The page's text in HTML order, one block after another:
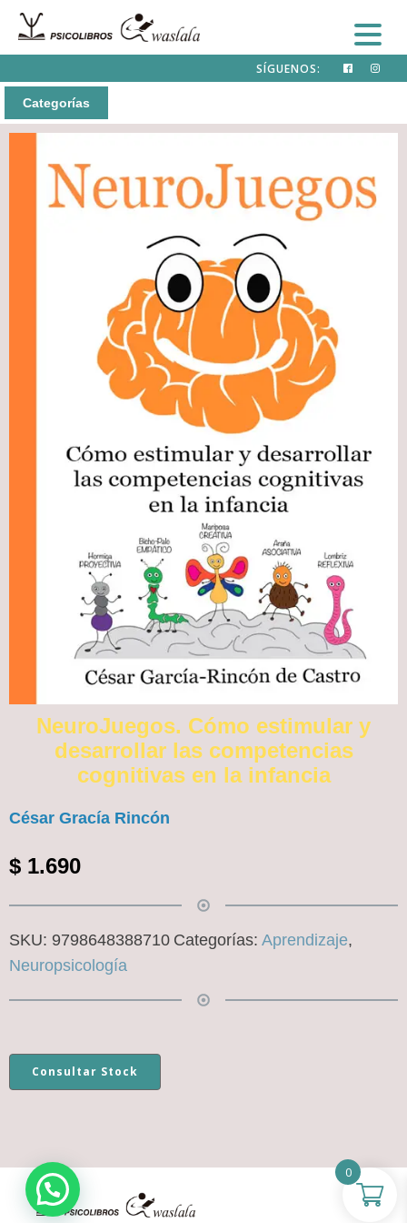
SÍGUENOS:
Categorías
NeuroJuegos. Cómo estimular y
desarrollar las competencias
cognitivas en la infancia
César Gracía Rincón
$ 1.690
SKU: 9798648388710 Categorías: Aprendizaje,
Neuropsicología
Consultar Stock
0